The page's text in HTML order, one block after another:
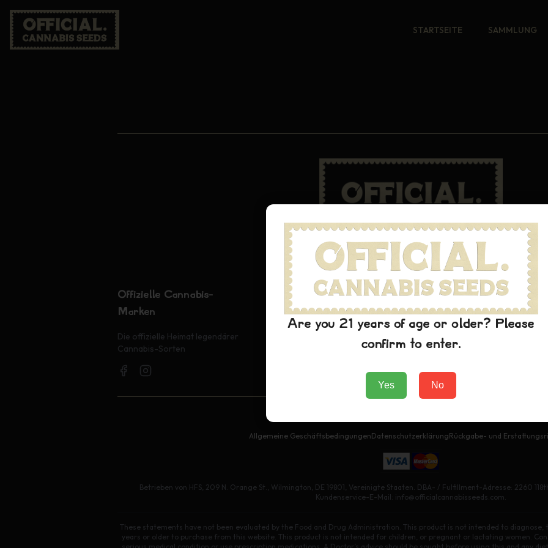
STARTSEITE SAMMLUNG
Offizielle Cannabis-
Marken
Die offizielle Heimat legendärer
Cannabis-Sorten
Geschäft
Sammlung
Stämme
Allgemeine GeschäftsbedingungenDatenschutzerklärungRückgabe- und
Betrieben von HFS, 209 N. Orange St., Wilmington, DE 19801, Vereinigte Staaten. DBA- / Fulfillment-Adresse: 2260 118th
Kundenservice-E-Mail: info@officialcannabisseeds.com.
These statements have not been evaluated by the Food and Drug Administration. This product is not intended to diagnose,
years or older to purchase from this website. This product is not intended for children, or pregnant or lactating women.
Are you 21 years of age or older? Please
confirm to enter.
Yes No